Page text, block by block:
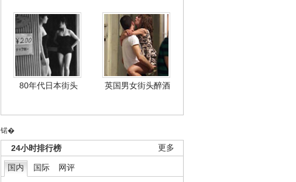
80年代日本街头 英国男女街头醉酒
锘�
更多
24小时排行榜
国内 国际 网评